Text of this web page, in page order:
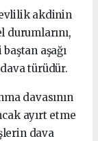
evlilik akdinin
durumlarını,
aşağı
türüdür.
davasının
ayırt etme
dava